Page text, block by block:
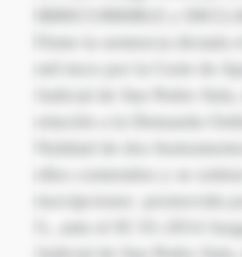
S., ante el SC 01-2014